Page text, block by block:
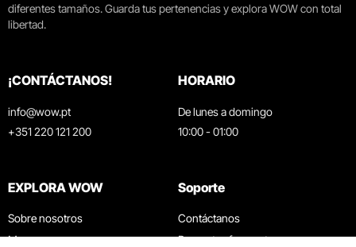
diferentes tamaños. Guarda tus pertenencias y explora WOW con total
libertad.
¡CONTÁCTANOS!
info@wow.pt
+351 220 121 200
HORARIO
De lunes a domingo
10:00 - 01:00
EXPLORA WOW
Sobre nosotros
Museos
Soporte
Contáctanos
Preguntas frecuentes